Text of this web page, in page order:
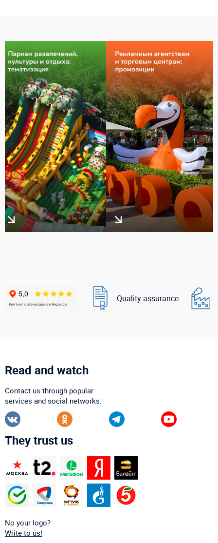
Quality assurance
Read and watch
Contact us through popular
services and social networks:
They trust us
No your logo?
Write to us!